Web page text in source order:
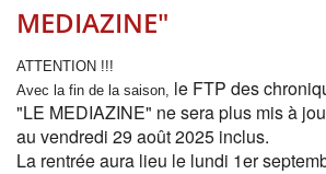
MEDIAZINE"
ATTENTION !!!
Avec la fin de la saison, le FTP des
"LE MEDIAZINE" ne sera plus mis à
au vendredi 29 août 2025 inclus.
La rentrée aura lieu le lundi 1er